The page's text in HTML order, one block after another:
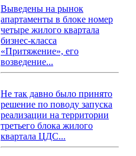
Выведены на рынок
апартаменты в блоке номер
четыре жилого квартала
бизнес-класса
«Притяжение», его
возведение...
Не так давно было принято
решение по поводу запуска
реализации на территории
третьего блока жилого
квартала ЦДС...